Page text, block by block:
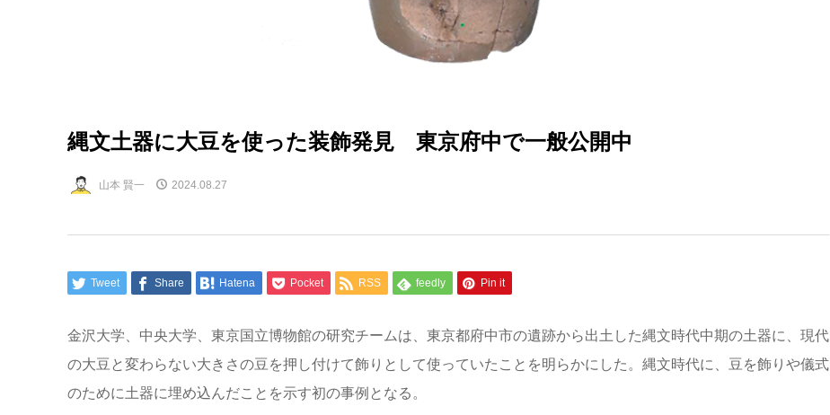
縄文土器に大豆を使った装飾発見 東京府中で一般公開中
山本 賢一 2024.08.27
Tweet Share Hatena Pocket RSS feedly Pin it
金沢大学、中央大学、東京国立博物館の研究チームは、東京都府中市の遺跡から出土した縄文時代中期の土器に、現代
の大豆と変わらない大きさの豆を押し付けて飾りとして使っていたことを明らかにした。縄文時代に、豆を飾りや儀式
のために土器に埋め込んだことを示す初の事例となる。